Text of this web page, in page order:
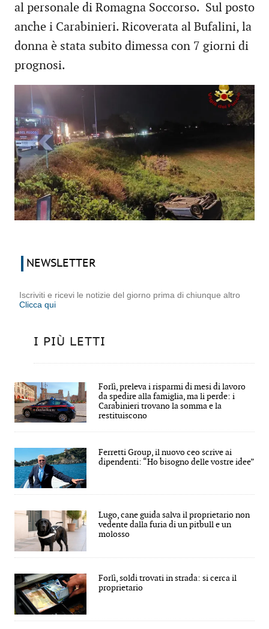
al personale di Romagna Soccorso. Sul posto
anche i Carabinieri. Ricoverata al Bufalini, la
donna è stata subito dimessa con 7 giorni di
prognosi.
NEWSLETTER
Iscriviti e ricevi le notizie del giorno prima di chiunque altro
Clicca qui
I PIÙ LETTI
Forlì, preleva i risparmi di mesi di lavoro
da spedire alla famiglia, ma li perde: i
Carabinieri trovano la somma e la
restituiscono
Ferretti Group, il nuovo ceo scrive ai
dipendenti: “Ho bisogno delle vostre idee”
Lugo, cane guida salva il proprietario non
vedente dalla furia di un pitbull e un
molosso
Forlì, soldi trovati in strada: si cerca il
proprietario